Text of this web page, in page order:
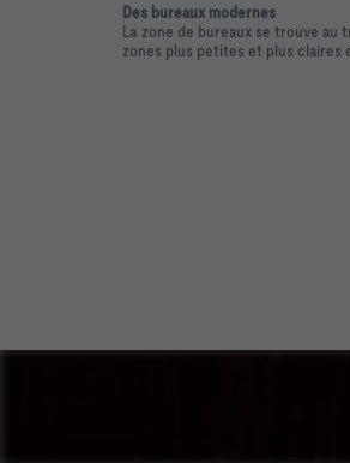
Des bureaux modernes
La zone de bureaux se trouve au
zones plus petites et plus claires